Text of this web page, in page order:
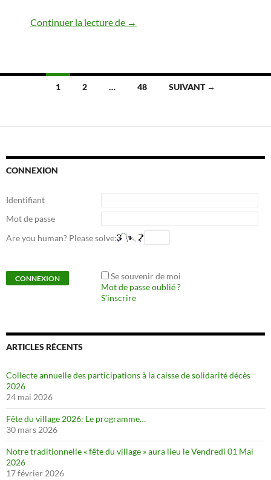
Continuer la lecture de Collecte annuelle ordinaire des
→
Navigation
articles
1 2 … 48 SUIVANT →
CONNEXION
Identifiant
Mot de passe
Are you human? Please solve:
Se souvenir de moi
Mot de passe oublié ?
S’inscrire
ARTICLES RÉCENTS
Collecte annuelle des participations à la caisse de solidarité décès
2026
24 mai 2026
Fête du village 2026: Le programme…
30 mars 2026
Notre traditionnelle « fête du village » aura lieu le Vendredi 01 Mai
2026
17 février 2026